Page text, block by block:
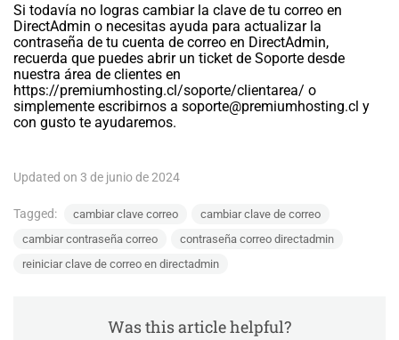
Si todavía no logras cambiar la clave de tu correo en
DirectAdmin o necesitas ayuda para actualizar la
contraseña de tu cuenta de correo en DirectAdmin,
recuerda que puedes abrir un ticket de Soporte desde
nuestra área de clientes en
https://premiumhosting.cl/soporte/clientarea/ o
simplemente escribirnos a soporte@premiumhosting.cl y
con gusto te ayudaremos.
Updated on 3 de junio de 2024
Tagged: cambiar clave correo
cambiar clave de correo
cambiar contraseña correo
contraseña correo directadmin
reiniciar clave de correo en directadmin
Was this article helpful?